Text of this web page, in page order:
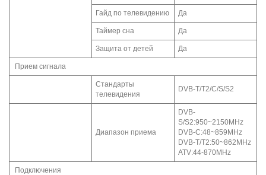
Гайд по телевидению Да
Таймер сна Да
Защита от детей Да
Прием сигнала
Стандарты
телевидения
DVB-T/T2/C/S/S2
Диапазон приема
DVB-
S/S2:950~2150MHz
DVB-C:48~859MHz
DVB-T/T2:50~862MHz
ATV:44-870MHz
Подключения